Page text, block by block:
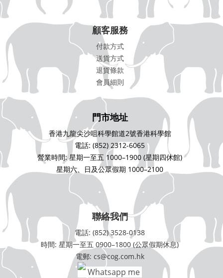
顧客服務
付款方式
送貨方式
退貨條款
會員細則
門市地址
香港九龍尖沙咀科學館道2號香港科學館
電話: (852) 2312-6065
營業時間: 星期一至五 1000–1900 (星期四休館)
星期六、日及公眾假期 1000–2100
聯絡我們
電話: (852) 3528-0138
時間: 星期一至五 0900–1800 (公眾假期休息)
電郵: cs@cog.com.hk
Whatsapp me